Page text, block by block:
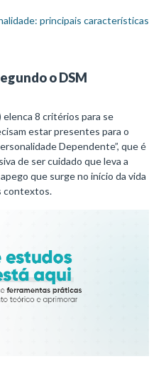
principais características
o DSM
8 critérios para se
estar presentes para o
Dependente”, que é
de ser cuidado que leva a
que surge no início da vida
contextos.